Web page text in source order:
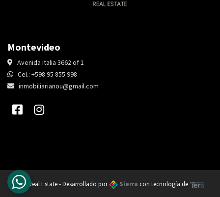
Montevideo
Avenida italia 3662 of 1
Cel.: +598 95 855 998
inmobiliarianou@gmail.com
Nou Real Estate - Desarrollado por Sierra con tecnología de